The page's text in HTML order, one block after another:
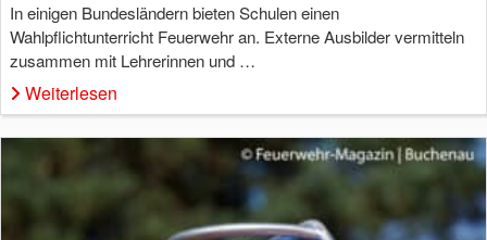
In einigen Bundesländern bieten Schulen einen
Wahlpflichtunterricht Feuerwehr an. Externe Ausbilder vermitteln
zusammen mit Lehrerinnen und …
Weiterlesen